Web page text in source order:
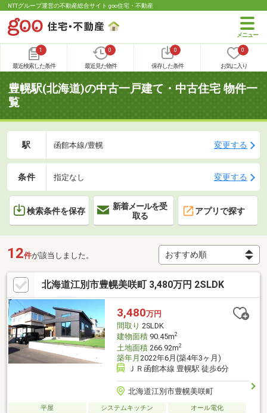
NTTグループ運営の不動産総合サイト goo住宅・不動産
1
最近検索した条件
0
最近見た物件
0
保存した条件
0
お気に入り
豊幌駅(北海道)の中古一戸建て・中古住宅 物件一
覧
駅 函館本線/豊幌 変更する
条件 指定なし 変更する
検索条件を保存
新着メールを受
取る
アプリで探す
12件が該当しました。
北海道江別市豊幌美咲町 3,480万円 2SLDK
3,480万円
間取り 2SLDK
建物面積90.45m2
土地面積266.92m2
築年月 2022年6月(築4年3ヶ月)
ＪＲ函館本線 豊幌駅 徒歩6分
北海道江別市豊幌美咲町
平屋 システムキッチン
オール電化